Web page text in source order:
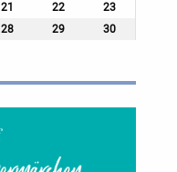
21 22
23
28 29
30